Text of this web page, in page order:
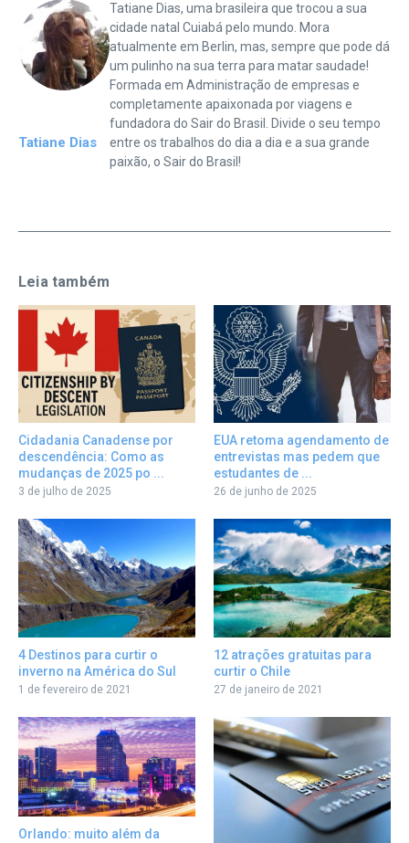
Tatiane Dias
Tatiane Dias, uma brasileira que trocou a sua
cidade natal Cuiabá pelo mundo. Mora
atualmente em Berlin, mas, sempre que pode dá
um pulinho na sua terra para matar saudade!
Formada em Administração de empresas e
completamente apaixonada por viagens e
fundadora do Sair do Brasil. Divide o seu tempo
entre os trabalhos do dia a dia e a sua grande
paixão, o Sair do Brasil!
Leia também
Cidadania Canadense por
descendência: Como as
mudanças de 2025 po ...
3 de julho de 2025
EUA retoma agendamento de
entrevistas mas pedem que
estudantes de ...
26 de junho de 2025
4 Destinos para curtir o
inverno na América do Sul
1 de fevereiro de 2021
12 atrações gratuitas para
curtir o Chile
27 de janeiro de 2021
Orlando: muito além da